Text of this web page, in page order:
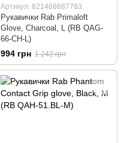
Артикул: 821468687783
Рукавички Rab Primaloft
Glove, Charcoal, L (RB QAG-
66-CH-L)
994 грн 1 242 грн